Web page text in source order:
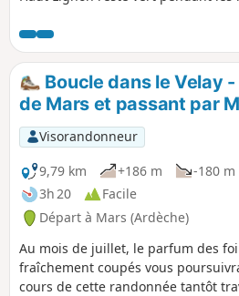
riche passé qui résiste à l'usure du
Boucle dans le Velay
de Mars et passant par
Visorandonneur
9,79 km
+186 m
-180 m
3h 20
Facile
Départ à Mars (Ardèche)
Au mois de juillet, le parfum des
fraîchement coupés vous
cours de cette randonnée tantôt